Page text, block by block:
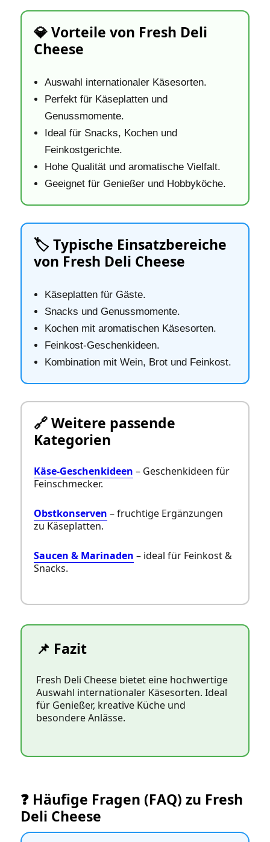
💎 Vorteile von Fresh Deli
Cheese
Auswahl internationaler Käsesorten.
Perfekt für Käseplatten und
Genussmomente.
Ideal für Snacks, Kochen und
Feinkostgerichte.
Hohe Qualität und aromatische Vielfalt.
Geeignet für Genießer und Hobbyköche.
🏷️ Typische Einsatzbereiche
von Fresh Deli Cheese
Käseplatten für Gäste.
Snacks und Genussmomente.
Kochen mit aromatischen Käsesorten.
Feinkost‑Geschenkideen.
Kombination mit Wein, Brot und Feinkost.
🔗 Weitere passende
Kategorien
Käse‑Geschenkideen – Geschenkideen für
Feinschmecker.
Obstkonserven – fruchtige Ergänzungen
zu Käseplatten.
Saucen & Marinaden – ideal für Feinkost &
Snacks.
📌 Fazit
Fresh Deli Cheese bietet eine hochwertige
Auswahl internationaler Käsesorten. Ideal
für Genießer, kreative Küche und
besondere Anlässe.
❓ Häufige Fragen (FAQ) zu Fresh
Deli Cheese